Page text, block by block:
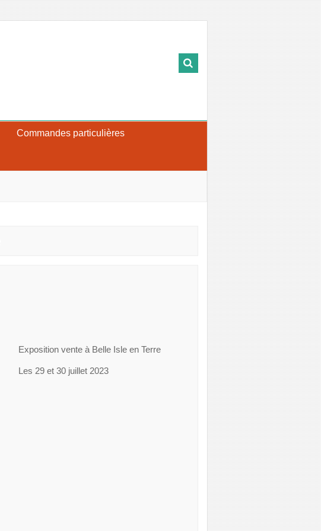
Commandes particulières
Exposition vente à Belle Isle en Terre
Les 29 et 30 juillet 2023